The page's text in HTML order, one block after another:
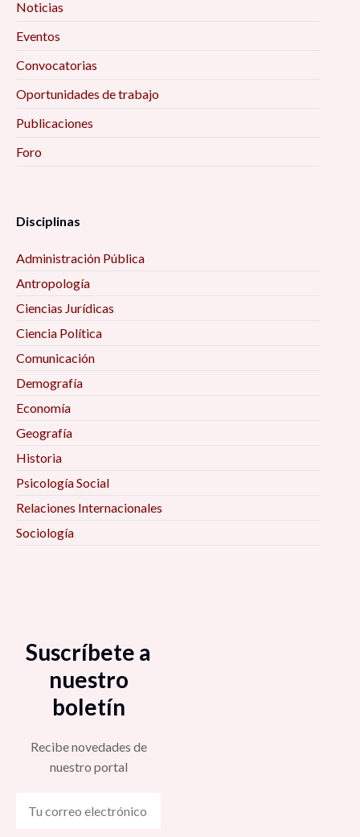
Noticias
Eventos
Convocatorias
Oportunidades de trabajo
Publicaciones
Foro
Disciplinas
Administración Pública
Antropología
Ciencias Jurídicas
Ciencia Política
Comunicación
Demografía
Economía
Geografía
Historia
Psicología Social
Relaciones Internacionales
Sociología
Suscríbete a
nuestro
boletín
Recibe novedades de
nuestro portal